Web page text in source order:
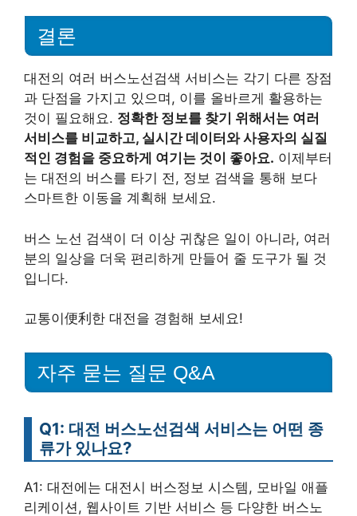
결론
대전의 여러 버스노선검색 서비스는 각기 다른 장점
과 단점을 가지고 있으며, 이를 올바르게 활용하는
것이 필요해요. 정확한 정보를 찾기 위해서는 여러
서비스를 비교하고, 실시간 데이터와 사용자의 실질
적인 경험을 중요하게 여기는 것이 좋아요. 이제부터
는 대전의 버스를 타기 전, 정보 검색을 통해 보다
스마트한 이동을 계획해 보세요.
버스 노선 검색이 더 이상 귀찮은 일이 아니라, 여러
분의 일상을 더욱 편리하게 만들어 줄 도구가 될 것
입니다.
교통이便利한 대전을 경험해 보세요!
자주 묻는 질문 Q&A
Q1: 대전 버스노선검색 서비스는 어떤 종
류가 있나요?
A1: 대전에는 대전시 버스정보 시스템, 모바일 애플
리케이션, 웹사이트 기반 서비스 등 다양한 버스노